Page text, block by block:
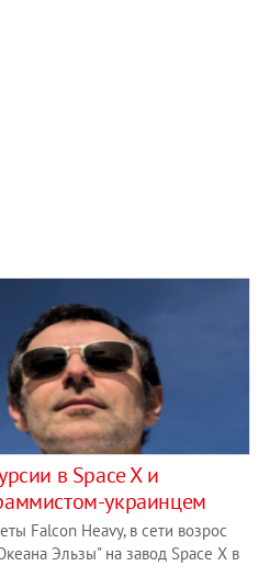
в Space X и
украинцем
Falcon Heavy, в сети возрос
Эльзы" на завод Space X в